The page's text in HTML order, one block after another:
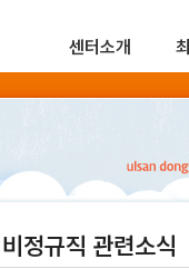
센터소개
비정규직 관련소식